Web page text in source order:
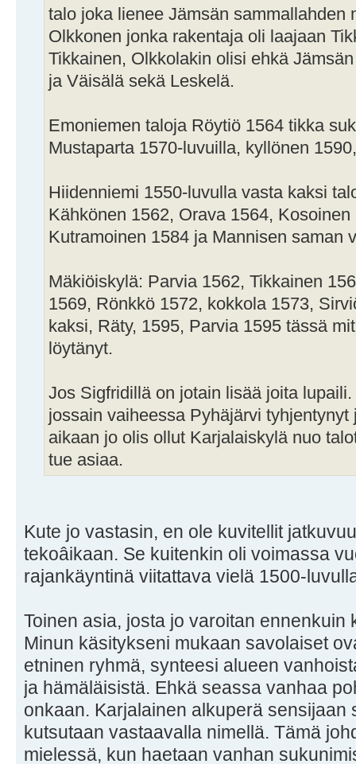
talo joka lienee Jämsän sammallahden
Olkkonen jonka rakentaja oli laajaan
Tikkainen, Olkkolakin olisi ehkä
ja Väisälä sekä Leskelä.
Emoniemen taloja Röytiö 1564 tikka
Mustaparta 1570-luvuilla, kyllönen 1590,
Hiidenniemi 1550-luvulla vasta kaksi
Kähkönen 1562, Orava 1564,
Kutramoinen 1584 ja Mannisen saman
Mäkiöiskylä: Parvia 1562, Tikkainen
1569, Rönkkö 1572, kokkola 1573,
kaksi, Räty, 1595, Parvia 1595 tässä
löytänyt.
Jos Sigfridillä on jotain lisää joita
jossain vaiheessa Pyhäjärvi
aikaan jo olis ollut Karjalaiskylä nuo
tue asiaa.
Kute jo vastasin, en ole kuvitellit
tekoâikaan. Se kuitenkin oli voimassa
rajankäyntinä viitattava vielä 1500-
Toinen asia, josta jo varoitan
Minun käsitykseni mukaan savolaiset
etninen ryhmä, synteesi alueen
ja hämäläisistä. Ehkä seassa vanhaa
onkaan. Karjalainen alkuperä sensijaan
kutsutaan vastaavalla nimellä. Tämä
mielessä, kun haetaan vanhan